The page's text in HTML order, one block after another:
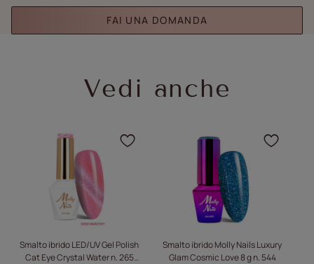
FAI UNA DOMANDA
Vedi anche
Smalto ibrido LED/UV Gel Polish
Cat Eye Crystal Water n. 265
Fare clic per
Smalto ibrido Molly Nails Luxury
Glam Cosmic Love 8 g n. 544
Fare